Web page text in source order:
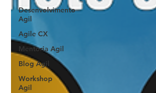
Desenvolvimento
Agil
Agile CX
Mentoria Agil
Blog Agil
Workshop
Agil